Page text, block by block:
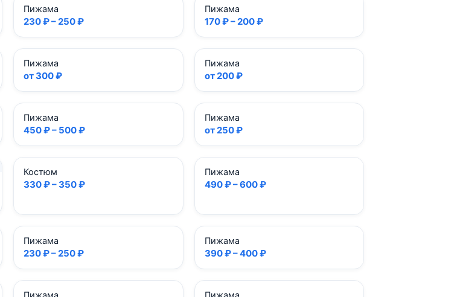
Пижама
230 ₽ – 250 ₽
Пижама
170 ₽ – 200 ₽
Пижама
от 300 ₽
Пижама
от 200 ₽
Пижама
450 ₽ – 500 ₽
Пижама
от 250 ₽
Костюм
330 ₽ – 350 ₽
Пижама
490 ₽ – 600 ₽
Пижама
230 ₽ – 250 ₽
Пижама
390 ₽ – 400 ₽